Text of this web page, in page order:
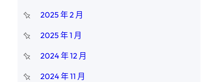
2025 年 2 月
2025 年 1 月
2024 年 12 月
2024 年 11 月